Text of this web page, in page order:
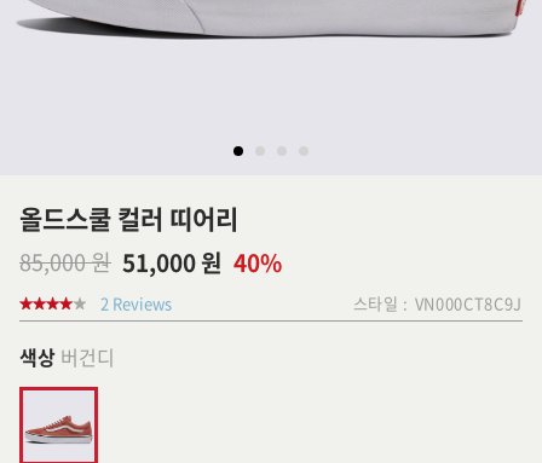
올드스쿨 컬러 띠어리
85,000 원 51,000 원 40%
2 Reviews 스타일 : VN000CT8C9J
색상 버건디